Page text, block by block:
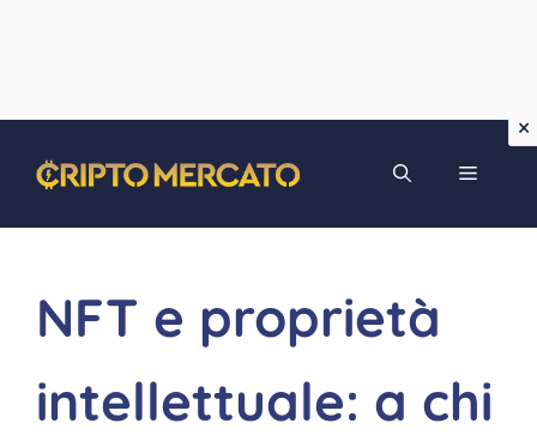
contenuto
MENU
NFT e proprietà
intellettuale: a chi